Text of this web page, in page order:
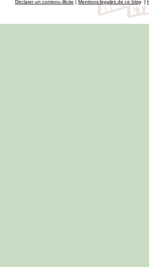
Déclarer un contenu illicite Mentions légales de ce blog|